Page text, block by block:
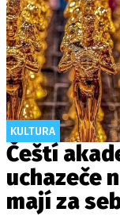
KULTURA
Čeští
uchazeče
mají za